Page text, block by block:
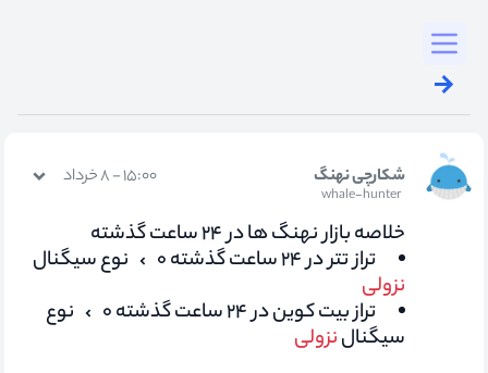
شکارچی نهنگ
whale-hunter
۱۵:۰۰ - ۸ خرداد
خلاصه بازار نهنگ ها در ۲۴ ساعت گذشته
تراز تتر در ۲۴ ساعت گذشته ۰
نوع سیگنال
نزولی
تراز بیت کوین در ۲۴ ساعت گذشته ۰
نوع
سیگنالنزولی